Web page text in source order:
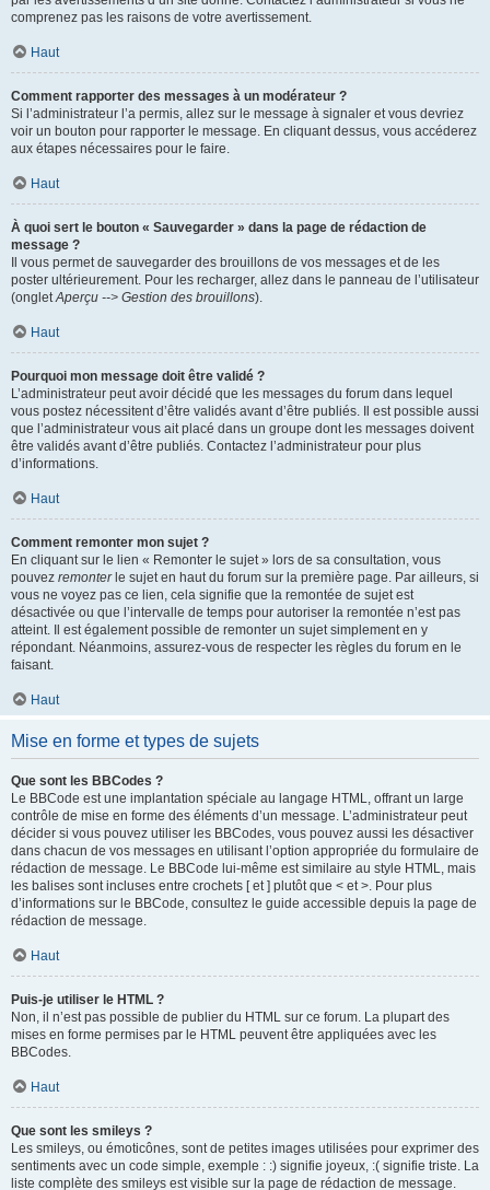
comprenez pas les raisons de votre avertissement.
Haut
Comment rapporter des messages à un modérateur ?
Si l’administrateur l’a permis, allez sur le message à signaler et vous devriez
voir un bouton pour rapporter le message. En cliquant dessus, vous accéderez
aux étapes nécessaires pour le faire.
Haut
À quoi sert le bouton « Sauvegarder » dans la page de rédaction de
message ?
Il vous permet de sauvegarder des brouillons de vos messages et de les
poster ultérieurement. Pour les recharger, allez dans le panneau de l’utilisateur
(ongletAperçu --> Gestion des brouillons).
Haut
Pourquoi mon message doit être validé ?
L’administrateur peut avoir décidé que les messages du forum dans lequel
vous postez nécessitent d’être validés avant d’être publiés. Il est possible aussi
que l’administrateur vous ait placé dans un groupe dont les messages doivent
être validés avant d’être publiés. Contactez l’administrateur pour plus
d’informations.
Haut
Comment remonter mon sujet ?
En cliquant sur le lien « Remonter le sujet » lors de sa consultation, vous
pouvez remonterle sujet en haut du forum sur la première page. Par ailleurs, si
vous ne voyez pas ce lien, cela signifie que la remontée de sujet est
désactivée ou que l’intervalle de temps pour autoriser la remontée n’est pas
atteint. Il est également possible de remonter un sujet simplement en y
répondant. Néanmoins, assurez-vous de respecter les règles du forum en le
faisant.
Haut
Mise en forme et types de sujets
Que sont les BBCodes ?
Le BBCode est une implantation spéciale au langage HTML, offrant un large
contrôle de mise en forme des éléments d’un message. L’administrateur peut
décider si vous pouvez utiliser les BBCodes, vous pouvez aussi les désactiver
dans chacun de vos messages en utilisant l’option appropriée du formulaire de
rédaction de message. Le BBCode lui-même est similaire au style HTML, mais
les balises sont incluses entre crochets [ et ] plutôt que < et >. Pour plus
d’informations sur le BBCode, consultez le guide accessible depuis la page de
rédaction de message.
Haut
Puis-je utiliser le HTML ?
Non, il n’est pas possible de publier du HTML sur ce forum. La plupart des
mises en forme permises par le HTML peuvent être appliquées avec les
BBCodes.
Haut
Que sont les smileys ?
Les smileys, ou émoticônes, sont de petites images utilisées pour exprimer des
sentiments avec un code simple, exemple : :) signifie joyeux, :( signifie triste. La
liste complète des smileys est visible sur la page de rédaction de message.